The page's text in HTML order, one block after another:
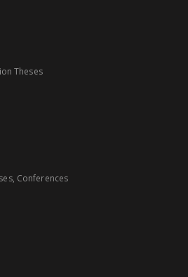
Theses
Conferences